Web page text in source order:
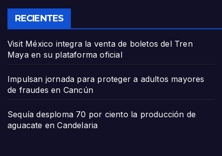
RECIENTES
Visit México integra la venta de boletos del Tren
Maya en su plataforma oficial
Impulsan jornada para proteger a adultos mayores
de fraudes en Cancún
Sequía desploma 70 por ciento la producción de
aguacate en Candelaria